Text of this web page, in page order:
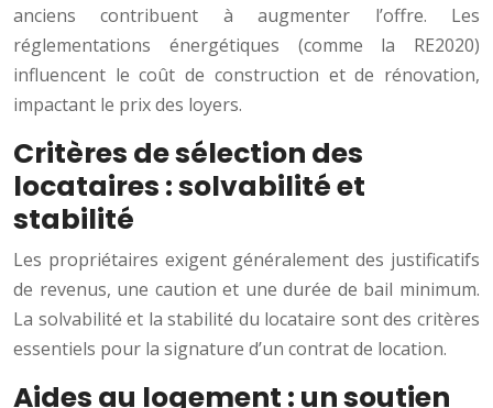
anciens contribuent à augmenter l’offre. Les
réglementations énergétiques (comme la RE2020)
influencent le coût de construction et de rénovation,
impactant le prix des loyers.
Critères de sélection des
locataires : solvabilité et
stabilité
Les propriétaires exigent généralement des justificatifs
de revenus, une caution et une durée de bail minimum.
La solvabilité et la stabilité du locataire sont des critères
essentiels pour la signature d’un contrat de location.
Aides au logement : un soutien